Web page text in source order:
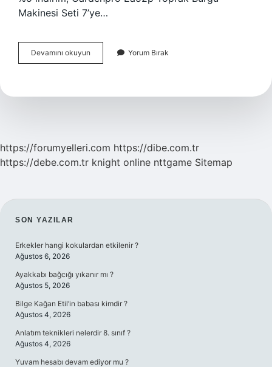
Makinesi Seti 7’ye…
Devamını okuyun
Makinesi
Yorum Bırak
https://forumyelleri.com https://dibe.com.tr
https://debe.com.tr knight online nttgame Sitemap
SIDEBAR
SON YAZILAR
Erkekler hangi kokulardan etkilenir ?
Ağustos 6, 2026
Ayakkabı bağcığı yıkanır mı ?
Ağustos 5, 2026
Bilge Kağan Etil’in babası kimdir ?
Ağustos 4, 2026
Anlatım teknikleri nelerdir 8. sınıf ?
Ağustos 4, 2026
Yuvam hesabı devam ediyor mu ?